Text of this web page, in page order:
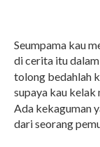
Seumpama kau
di cerita itu
tolong bedahlah
supaya kau kelak
Ada kekaguman
dari seorang